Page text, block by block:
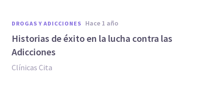
DROGAS Y ADICCIONES hace 1 año
Historias de éxito en la lucha contra las
Adicciones
Clínicas Cita